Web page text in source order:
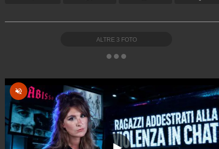
ALTRE 3 FOTO